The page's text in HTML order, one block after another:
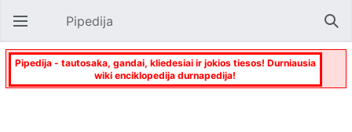
Atverti pagrindinį meniu Pipedija
Pipedija - tautosaka, gandai, kliedesiai ir jokios tiesos! Durniausia
wiki enciklopedija durnapedija!